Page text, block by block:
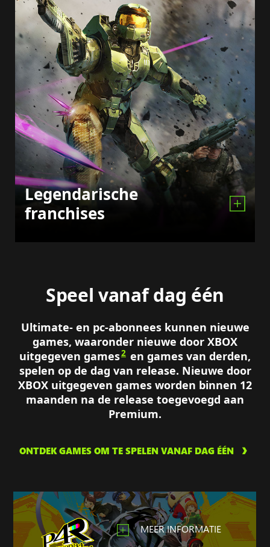
Legendarische
franchises
Speel vanaf dag één
Ultimate- en pc-abonnees kunnen nieuwe
games, waaronder nieuwe door XBOX
uitgegeven games2 en games van derden,
spelen op de dag van release. Nieuwe door
XBOX uitgegeven games worden binnen 12
maanden na de release toegevoegd aan
Premium.
ONTDEK GAMES OM TE SPELEN VANAF DAG ÉÉN
MEER INFORMATIE